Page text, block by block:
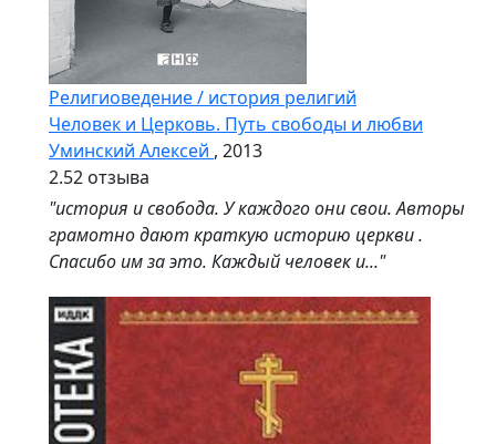
Религиоведение / история религий
Человек и Церковь. Путь свободы и любви
Уминский Алексей , 2013
2.52 отзыва
"история и свобода. У каждого они свои. Авторы
грамотно дают краткую историю церкви .
Спасибо им за это. Каждый человек и..."